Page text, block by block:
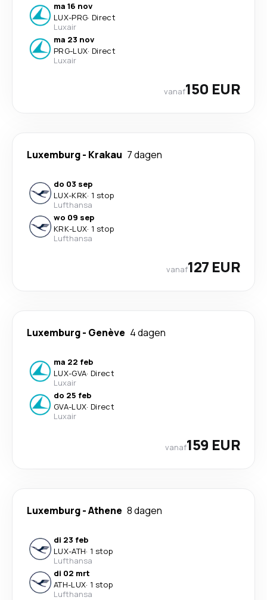
ma 16 nov
LUX-PRG· Direct
Luxair
ma 23 nov
PRG-LUX· Direct
Luxair
vanaf150 EUR
Luxemburg- Krakau 7 dagen
do 03 sep
LUX-KRK· 1 stop
Lufthansa
wo 09 sep
KRK-LUX· 1 stop
Lufthansa
vanaf127 EUR
Luxemburg- Genève 4 dagen
ma 22 feb
LUX-GVA· Direct
Luxair
do 25 feb
GVA-LUX· Direct
Luxair
vanaf159 EUR
Luxemburg-Athene 8 dagen
di 23 feb
LUX-ATH· 1 stop
Lufthansa
di 02 mrt
ATH-LUX· 1 stop
Lufthansa